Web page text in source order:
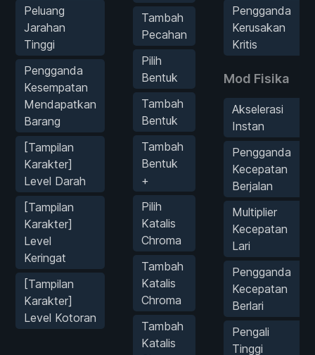
Peluang
Jarahan
Tinggi
Pengganda
Kesempatan
Mendapatkan
Barang
[Tampilan
Karakter]
Level Darah
[Tampilan
Karakter]
Level
Keringat
[Tampilan
Karakter]
Level Kotoran
Tambah
Pecahan
Pilih
Bentuk
Tambah
Bentuk
Tambah
Bentuk
+
Pilih
Katalis
Chroma
Tambah
Katalis
Chroma
Tambah
Katalis
Pengganda
Kerusakan
Kritis
Mod Fisika
Akselerasi
Instan
Pengganda
Kecepatan
Berjalan
Multiplier
Kecepatan
Lari
Pengganda
Kecepatan
Berlari
Pengali
Tinggi